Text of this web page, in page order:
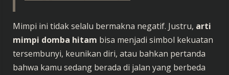
Mimpi ini tidak selalu bermakna negatif. Justru, arti
mimpi domba hitam bisa menjadi simbol kekuatan
tersembunyi, keunikan diri, atau bahkan pertanda
bahwa kamu sedang berada di jalan yang berbeda